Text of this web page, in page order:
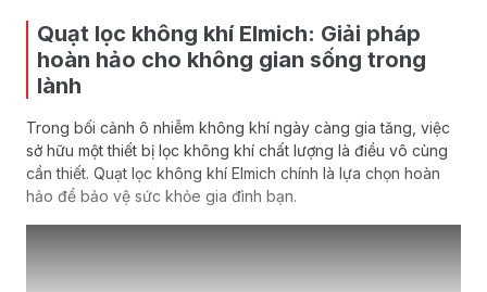
Quạt lọc không khí Elmich: Giải pháp
hoàn hảo cho không gian sống trong
lành
Trong bối cảnh ô nhiễm không khí ngày càng gia tăng, việc
sở hữu một thiết bị lọc không khí chất lượng là điều vô cùng
cần thiết. Quạt lọc không khí Elmich chính là lựa chọn hoàn
hảo để bảo vệ sức khỏe gia đình bạn.